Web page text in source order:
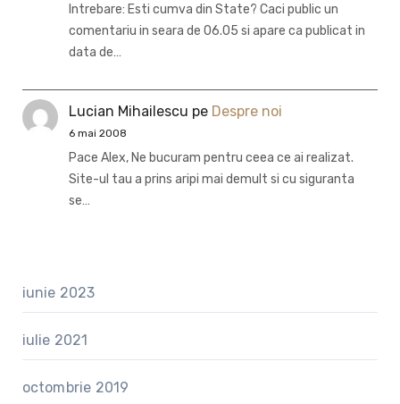
Intrebare: Esti cumva din State? Caci public un
comentariu in seara de 06.05 si apare ca publicat in
data de…
Lucian Mihailescu pe Despre noi
6 mai 2008
Pace Alex, Ne bucuram pentru ceea ce ai realizat.
Site-ul tau a prins aripi mai demult si cu siguranta
se…
iunie 2023
iulie 2021
octombrie 2019